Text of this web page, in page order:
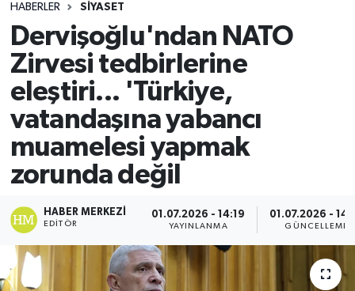
HABERLER SİYASET
Dervişoğlu'ndan NATO
Zirvesi tedbirlerine
eleştiri... 'Türkiye,
vatandaşına yabancı
muamelesi yapmak
zorunda değil
HABER MERKEZI
EDITÖR
01.07.2026 - 14:19
YAYINLANMA
01.07.2026 -
GÜNCELLEME